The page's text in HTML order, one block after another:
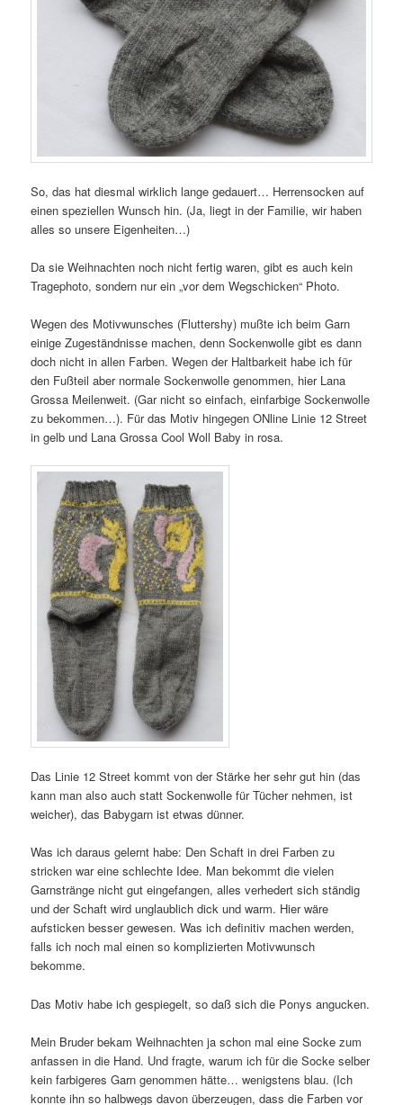
So, das hat diesmal wirklich lange gedauert… Herrensocken auf
einen speziellen Wunsch hin. (Ja, liegt in der Familie, wir haben
alles so unsere Eigenheiten…)
Da sie Weihnachten noch nicht fertig waren, gibt es auch kein
Tragephoto, sondern nur ein „vor dem Wegschicken“ Photo.
Wegen des Motivwunsches (Fluttershy) mußte ich beim Garn
einige Zugeständnisse machen, denn Sockenwolle gibt es dann
doch nicht in allen Farben. Wegen der Haltbarkeit habe ich für
den Fußteil aber normale Sockenwolle genommen, hier Lana
Grossa Meilenweit. (Gar nicht so einfach, einfarbige Sockenwolle
zu bekommen…). Für das Motiv hingegen ONline Linie 12 Street
in gelb und Lana Grossa Cool Woll Baby in rosa.
Das Linie 12 Street kommt von der Stärke her sehr gut hin (das
kann man also auch statt Sockenwolle für Tücher nehmen, ist
weicher), das Babygarn ist etwas dünner.
Was ich daraus gelernt habe: Den Schaft in drei Farben zu
stricken war eine schlechte Idee. Man bekommt die vielen
Garnstränge nicht gut eingefangen, alles verhedert sich ständig
und der Schaft wird unglaublich dick und warm. Hier wäre
aufsticken besser gewesen. Was ich definitiv machen werden,
falls ich noch mal einen so komplizierten Motivwunsch
bekomme.
Das Motiv habe ich gespiegelt, so daß sich die Ponys angucken.
Mein Bruder bekam Weihnachten ja schon mal eine Socke zum
anfassen in die Hand. Und fragte, warum ich für die Socke selber
kein farbigeres Garn genommen hätte… wenigstens blau. (Ich
konnte ihn so halbwegs davon überzeugen, dass die Farben vor